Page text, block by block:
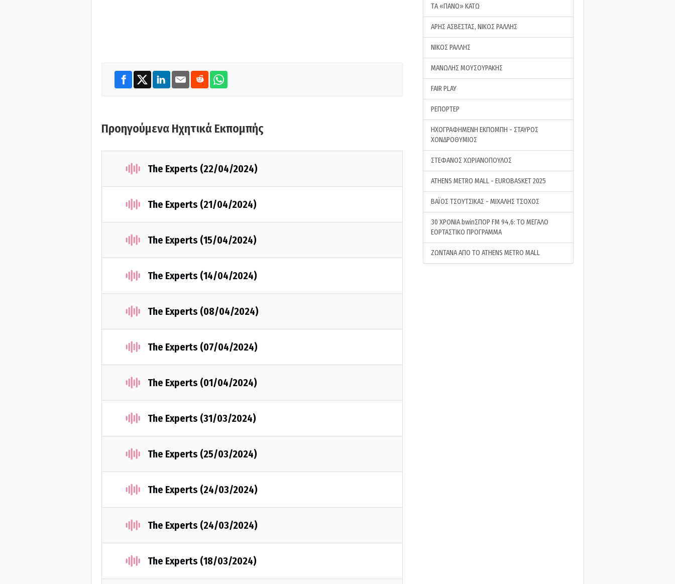
Προηγούμενα Ηχητικά Εκπομπής
The Experts (22/04/2024)
The Experts (21/04/2024)
The Experts (15/04/2024)
The Experts (14/04/2024)
The Experts (08/04/2024)
The Experts (07/04/2024)
The Experts (01/04/2024)
The Experts (31/03/2024)
The Experts (25/03/2024)
The Experts (24/03/2024)
The Experts (24/03/2024)
The Experts (18/03/2024)
ΤA «ΠΑΝΟ» ΚΑΤΩ
ΑΡΗΣ ΑΣΒΕΣΤΑΣ, ΝΙΚΟΣ ΡΑΛΛΗΣ
ΝΙΚΟΣ ΡΑΛΛΗΣ
ΜΑΝΩΛΗΣ ΜΟΥΣΟΥΡΑΚΗΣ
FAIR PLAY
ΡΕΠΟΡΤΕΡ
ΗΧΟΓΡΑΦΗΜΕΝΗ ΕΚΠΟΜΠΗ - ΣΤΑΥΡΟΣ
ΧΟΝΔΡΟΘΥΜΙΟΣ
ΣΤΕΦΑΝΟΣ ΧΩΡΙΑΝΟΠΟΥΛΟΣ
ATHENS METRO MALL - EUROBASKET 2025
ΒΑΪΟΣ ΤΣΟΥΤΣΙΚΑΣ - ΜΙΧΑΛΗΣ ΤΣΟΧΟΣ
30 ΧΡΟΝΙΑ bwinΣΠΟΡ FM 94,6: ΤΟ ΜΕΓΑΛΟ
ΕΟΡΤΑΣΤΙΚΟ ΠΡΟΓΡΑΜΜΑ
ΖΩΝΤΑΝΑ ΑΠΟ ΤΟ ATHENS METRO MALL